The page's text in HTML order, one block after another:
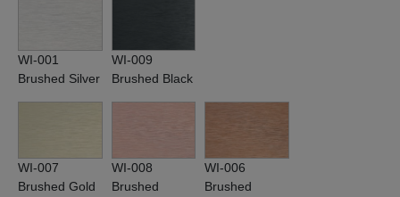
WI-001
Brushed Silver
WI-009
Brushed Black
WI-007
Brushed Gold
WI-008
Brushed
WI-006
Brushed